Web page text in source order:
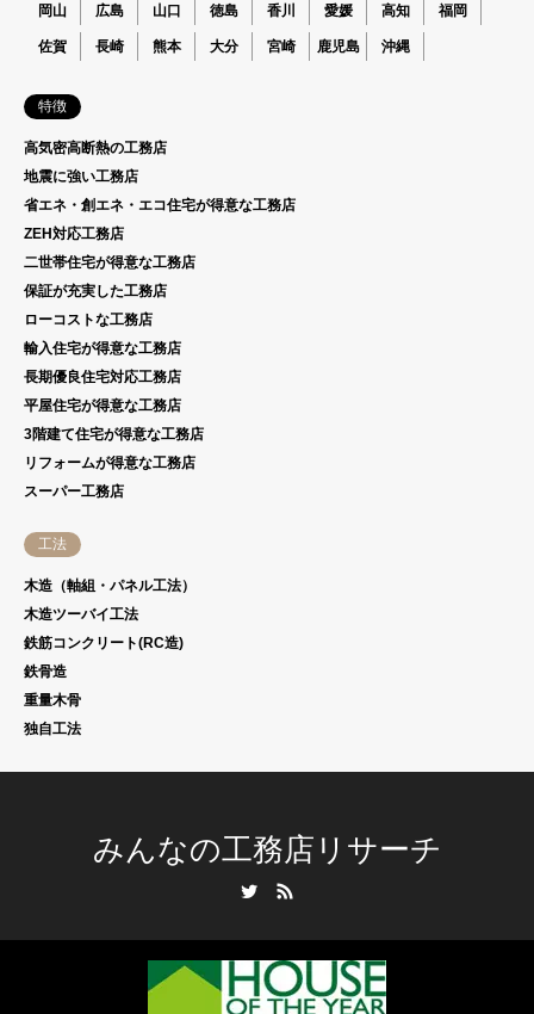
岡山 広島 山口 徳島 香川 愛媛 高知 福岡
佐賀 長崎 熊本 大分 宮崎 鹿児島 沖縄
特徴
高気密高断熱の工務店
地震に強い工務店
省エネ・創エネ・エコ住宅が得意な工務店
ZEH対応工務店
二世帯住宅が得意な工務店
保証が充実した工務店
ローコストな工務店
輸入住宅が得意な工務店
長期優良住宅対応工務店
平屋住宅が得意な工務店
3階建て住宅が得意な工務店
リフォームが得意な工務店
スーパー工務店
工法
木造（軸組・パネル工法）
木造ツーバイ工法
鉄筋コンクリート(RC造)
鉄骨造
重量木骨
独自工法
みんなの工務店リサーチ